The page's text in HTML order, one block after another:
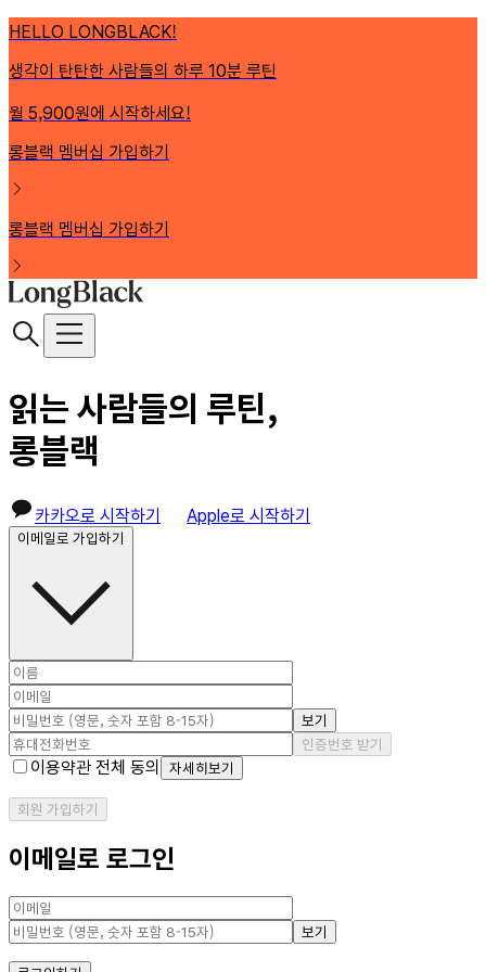
HELLO LONGBLACK!
생각이 탄탄한 사람들의 하루 10분 루틴
월 5,900원에 시작하세요!
롱블랙 멤버십 가입하기
롱블랙 멤버십 가입하기
읽는 사람들의 루틴,
롱블랙
카카오로 시작하기 Apple로 시작하기
이메일로 가입하기
보기
인증번호 받기
이용약관 전체 동의 자세히보기
회원 가입하기
이메일로 로그인
보기